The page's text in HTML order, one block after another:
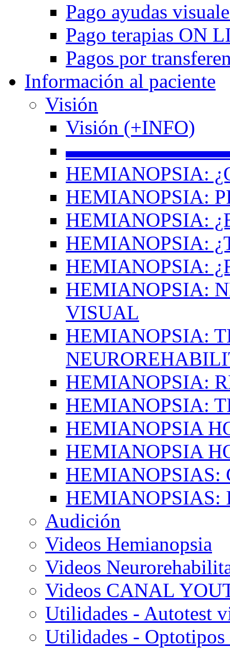
Pago ayudas
Pago terapias ON
Pagos por
Información al paciente
Visión
Visión (+INFO)
HEMIANOPSIA:
HEMIANOPSIA:
HEMIANOPSIA:
HEMIANOPSIA:
HEMIANOPSIA:
HEMIANOPSIA:
VISUAL
HEMIANOPSIA:
HEMIANOPSIA:
HEMIANOPSIA:
HEMIANOPSIA
HEMIANOPSIA
HEMIANOPSIAS:
HEMIANOPSIAS:
Audición
Videos Hemianopsia
Videos
Videos CANAL
Utilidades - Autotest
Utilidades -